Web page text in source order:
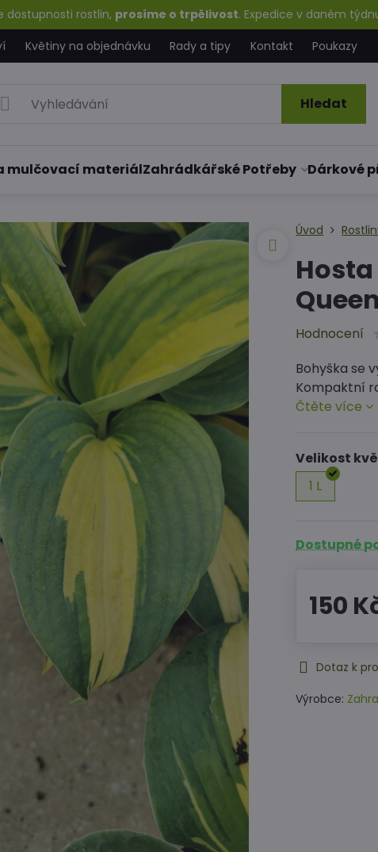
dostupnosti rostlin, prosíme o trpělivost. Expedice v daném
Květiny na objednávku Rady a tipy Kontakt Poukazy
Hledat
mulčovací materiálZahrádkářské Potřeby Dárkové
Úvod
Queen
Hodnocení
Bohyška se
Kompaktní
Čtěte více
Velikost
1 L
Dostupné
150
Dotaz k
Výrobce: